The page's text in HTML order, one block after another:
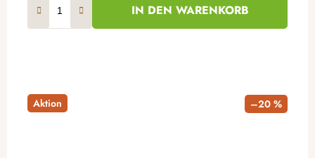
IN DEN WARENKORB
Aktion –20 %